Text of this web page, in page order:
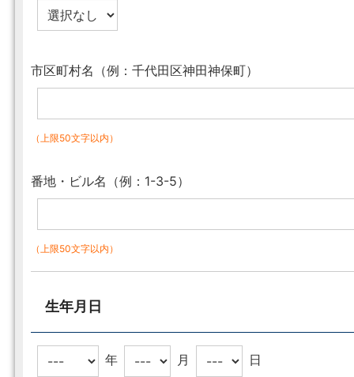
市区町村名（例：千代田区神田神保町）
（上限50文字以内）
番地・ビル名（例：1-3-5）
（上限50文字以内）
生年月日
年 月 日